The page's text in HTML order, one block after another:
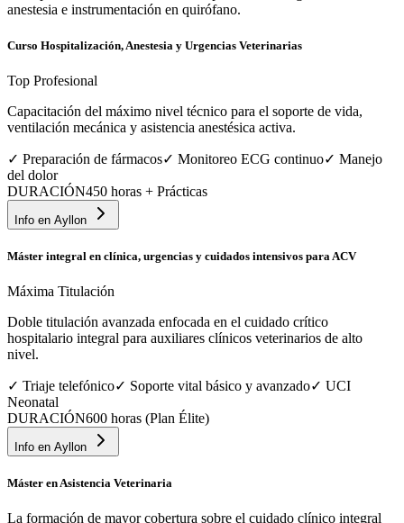
anestesia e instrumentación en quirófano.
Curso Hospitalización, Anestesia y Urgencias Veterinarias
Top Profesional
Capacitación del máximo nivel técnico para el soporte de vida,
ventilación mecánica y asistencia anestésica activa.
✓ Preparación de fármacos✓ Monitoreo ECG continuo✓ Manejo
del dolor
DURACIÓN450 horas + Prácticas
Info en Ayllon
Máster integral en clínica, urgencias y cuidados intensivos para ACV
Máxima Titulación
Doble titulación avanzada enfocada en el cuidado crítico
hospitalario integral para auxiliares clínicos veterinarios de alto
nivel.
✓ Triaje telefónico✓ Soporte vital básico y avanzado✓ UCI
Neonatal
DURACIÓN600 horas (Plan Élite)
Info en Ayllon
Máster en Asistencia Veterinaria
La formación de mayor cobertura sobre el cuidado clínico integral